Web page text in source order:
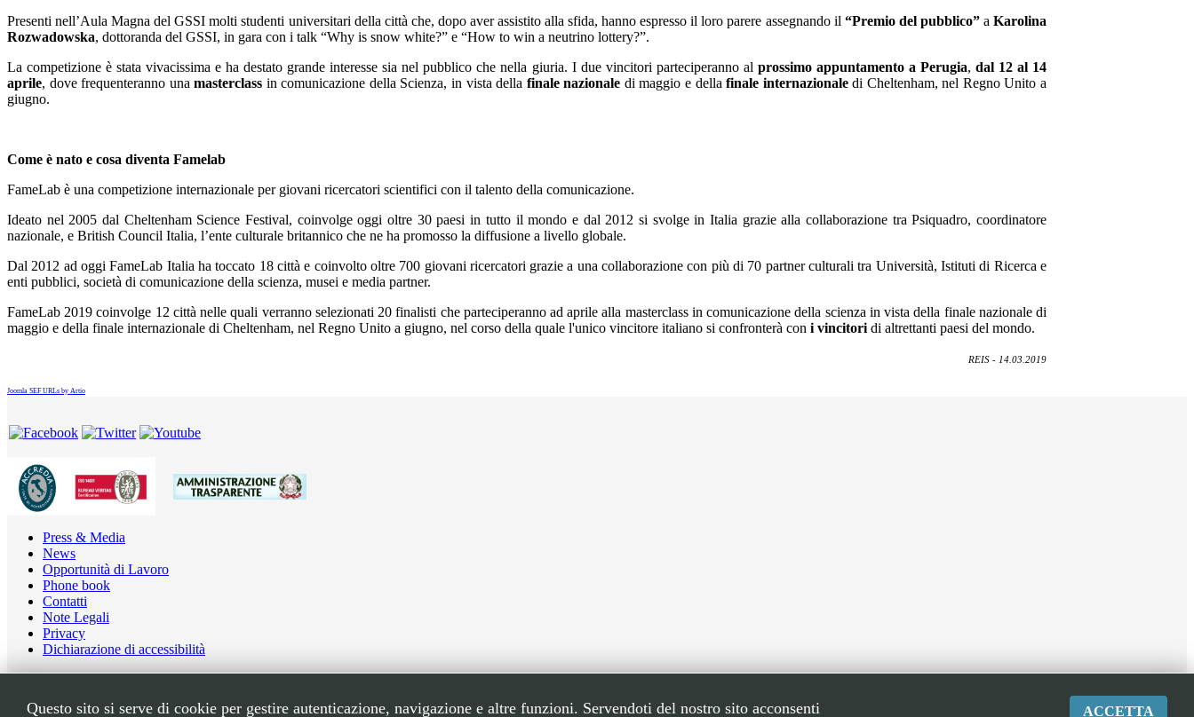
Presenti nell’Aula Magna del GSSI molti studenti universitari della città che, dopo aver assistito alla sfida, hanno espresso il loro parere assegnando il “Premio del pubblico”aKarolina
Rozwadowska, dottoranda del GSSI, in gara con i talk “Why is snow white?” e “How to win a neutrino lottery?”.
La competizione è stata vivacissima e ha destato grande interesse sia nel pubblico che nella giuria. I due vincitori parteciperanno al prossimo appuntamento a Perugia, dal 12 al 14
aprile, dove frequenteranno unamasterclass in comunicazione della Scienza, in vista della finale nazionale di maggio e dellafinale internazionaledi Cheltenham, nel Regno Unito a
giugno.
Come è nato e cosa diventa Famelab
FameLab è una competizione internazionale per giovani ricercatori scientifici con il talento della comunicazione.
Ideato nel 2005 dal Cheltenham Science Festival, coinvolge oggi oltre 30 paesi in tutto il mondo e dal 2012 si svolge in Italia grazie alla collaborazione tra Psiquadro, coordinatore
nazionale, e British Council Italia, l’ente culturale britannico che ne ha promosso la diffusione a livello globale.
Dal 2012 ad oggi FameLab Italia ha toccato 18 città e coinvolto oltre 700 giovani ricercatori grazie a una collaborazione con più di 70 partner culturali tra Università, Istituti di Ricerca e
enti pubblici, società di comunicazione della scienza, musei e media partner.
FameLab 2019 coinvolge 12 città nelle quali verranno selezionati 20 finalisti che parteciperanno ad aprile alla masterclass in comunicazione della scienza in vista della finale nazionale di
maggio e della finale internazionale di Cheltenham, nel Regno Unito a giugno, nel corso della quale l'unico vincitore italiano si confronterà con i vincitori di altrettanti paesi del mondo.
REIS - 14.03.2019
Joomla SEF URLs by Artio
Press & Media
News
Opportunità di Lavoro
Phone book
Contatti
Note Legali
Privacy
Dichiarazione di accessibilità
Copyright © 2026 INFN LNGS. All Rights Reserved.
Questo sito si serve di cookie per gestire autenticazione, navigazione e altre funzioni. Servendoti del nostro sito acconsenti ACCETTA